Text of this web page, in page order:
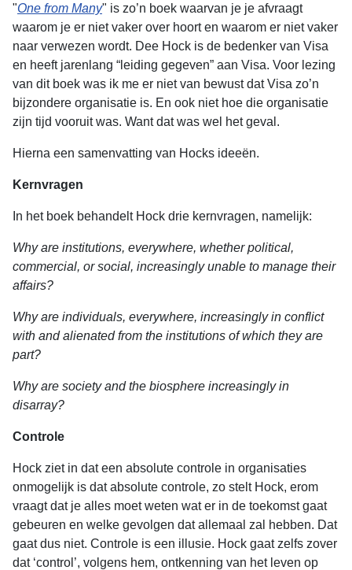
"One from Many" is zo’n boek waarvan je je afvraagt
waarom je er niet vaker over hoort en waarom er niet vaker
naar verwezen wordt. Dee Hock is de bedenker van Visa
en heeft jarenlang “leiding gegeven” aan Visa. Voor lezing
van dit boek was ik me er niet van bewust dat Visa zo’n
bijzondere organisatie is. En ook niet hoe die organisatie
zijn tijd vooruit was. Want dat was wel het geval.
Hierna een samenvatting van Hocks ideeën.
Kernvragen
In het boek behandelt Hock drie kernvragen, namelijk:
Why are institutions, everywhere, whether political,
commercial, or social, increasingly unable to manage their
affairs?
Why are individuals, everywhere, increasingly in conflict
with and alienated from the institutions of which they are
part?
Why are society and the biosphere increasingly in
disarray?
Controle
Hock ziet in dat een absolute controle in organisaties
onmogelijk is dat absolute controle, zo stelt Hock, erom
vraagt dat je alles moet weten wat er in de toekomst gaat
gebeuren en welke gevolgen dat allemaal zal hebben. Dat
gaat dus niet. Controle is een illusie. Hock gaat zelfs zover
dat ‘control’, volgens hem, ontkenning van het leven op